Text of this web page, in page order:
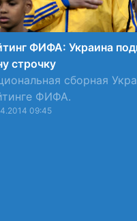
ФИФА: Украина
строчку
сборная
ФИФА.
09:45